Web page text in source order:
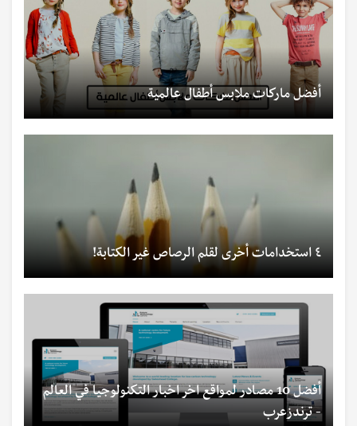
أفضل ماركات ملابس أطفال عالمية
٤ استخدامات أخرى لقلم الرصاص غير الكتابة!
أفضل 10 مصادر لمواقع اخر اخبار التكنولوجيا في العالم
- ترندزعرب